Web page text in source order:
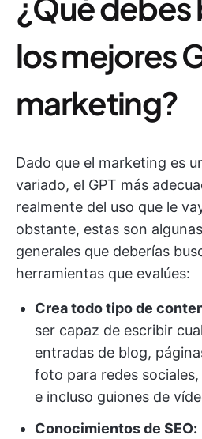
los mejores
marketing?
Dado que el marketing es
variado, el GPT más
realmente del uso que le
obstante, estas son
generales que deberías
herramientas que evalúes:
Crea todo tipo de
ser capaz de escribir
entradas de blog,
foto para redes
e incluso guiones de
Conocimientos de SEO: